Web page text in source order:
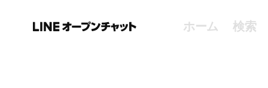
ホーム 検索